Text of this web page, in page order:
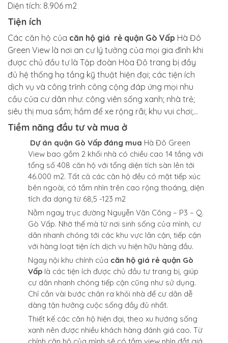
Diện tích: 8.906 m2
Tiện ích
Các căn hộ của căn hộ giá rẻ quận Gò Vấp Hà Đô
Green View là nơi an cư lý tưởng của mọi gia đình khi
được chủ đầu tư là Tập đoàn Hòa Đô trang bị đầy
đủ hệ thống hạ tầng kỹ thuật hiện đại; các tiện ích
dịch vụ và công trình công cộng đáp ứng mọi nhu
cầu của cư dân như: công viên sống xanh; nhà trẻ;
siêu thị mua sắm; hầm để xe rộng rãi; khu vui chơi;…
Tiềm năng đầu tư và mua ở
Dự án quận Gò Vấp đáng mua Hà Đô Green
View bao gồm 2 khối nhà có chiều cao 14 tầng với
tổng số 408 căn hộ với tổng diện tích sàn lên tới
46.000 m2. Tất cả các căn hộ đều có mặt tiếp xúc
bên ngoài, có tầm nhìn trên cao rộng thoáng, diện
tích đa dạng từ 68,5 -123 m2
Nằm ngay trục đường Nguyễn Văn Công – P3 – Q.
Gò Vấp. Nhờ thế mà từ nơi sinh sống của mình, cư
dân nhanh chóng tới các khu vực lân cận, tiếp cận
với hàng loạt tiện ích dịch vu hiện hữu hàng đầu.
Ngay nội khu chính của căn hộ giá rẻ quận Gò
Vấp là các tiện ích được chủ đầu tư trang bị, giúp
cư dân nhanh chóng tiếp cận cũng như sử dụng.
Chỉ cần vài bước chân ra khỏi nhà để cư dân dễ
dàng tận hưởng cuộc sống đầy đủ nhất.
Thiết kế các căn hộ hiện đại, theo xu hướng sống
xanh nên được nhiều khách hàng đánh giá cao. Từ